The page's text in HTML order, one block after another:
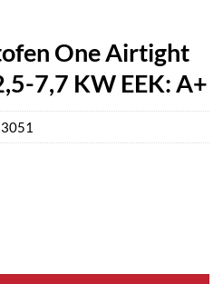
One Airtight
7,7 KW EEK: A+